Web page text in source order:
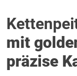
mit
präzise